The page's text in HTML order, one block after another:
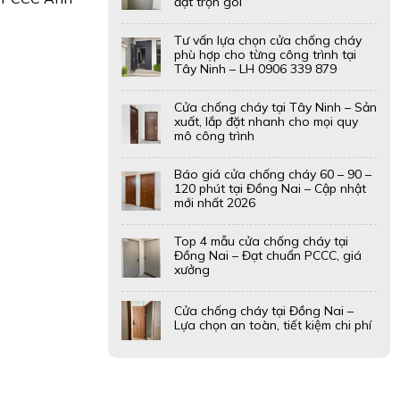
Tư vấn lựa chọn cửa chống cháy
phù hợp cho từng công trình tại
Tây Ninh – LH 0906 339 879
Cửa chống cháy tại Tây Ninh – Sản
xuất, lắp đặt nhanh cho mọi quy
mô công trình
Báo giá cửa chống cháy 60 – 90 –
120 phút tại Đồng Nai – Cập nhật
mới nhất 2026
Top 4 mẫu cửa chống cháy tại
Đồng Nai – Đạt chuẩn PCCC, giá
xưởng
Cửa chống cháy tại Đồng Nai –
Lựa chọn an toàn, tiết kiệm chi phí